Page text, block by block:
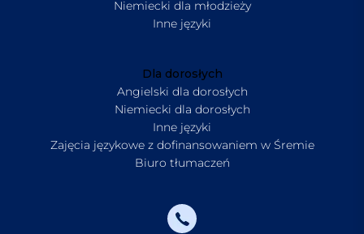
Niemiecki dla młodzieży
Inne języki
Dla dorosłych
Angielski dla dorosłych
Niemiecki dla dorosłych
Inne języki
Zajęcia językowe z dofinansowaniem w Śremie
Biuro tłumaczeń